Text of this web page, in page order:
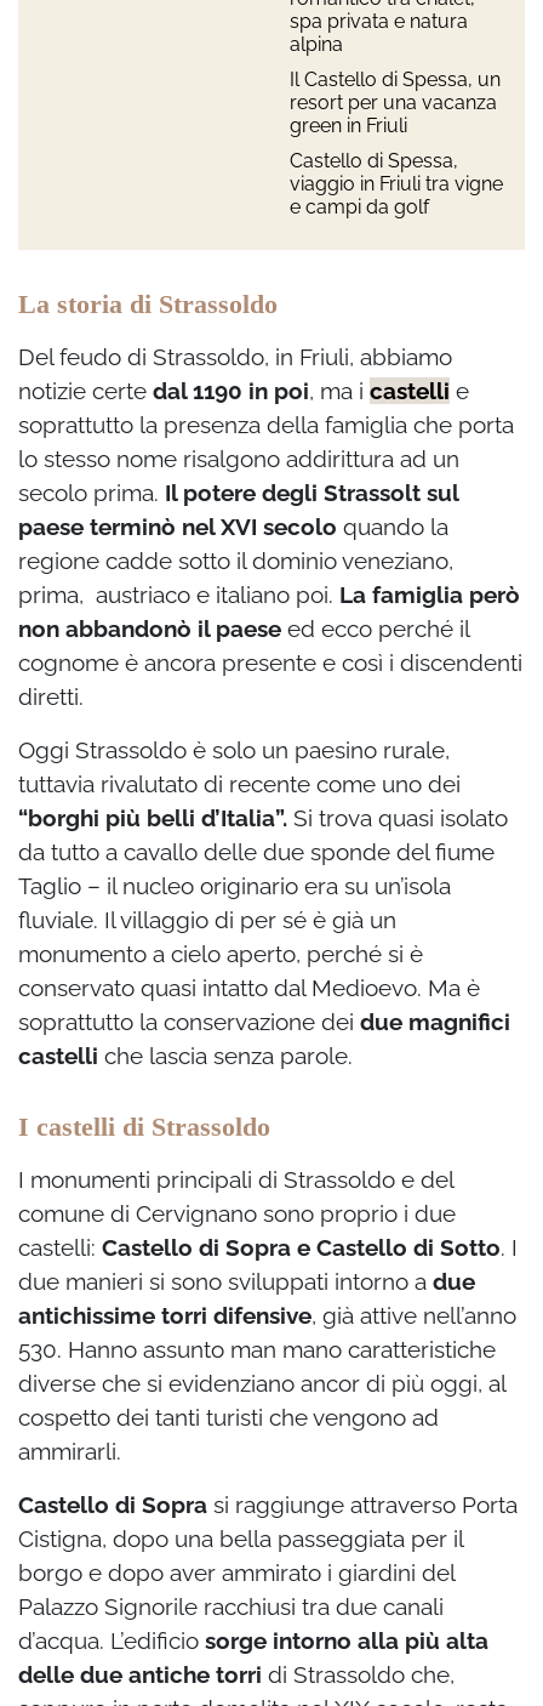
spa privata e natura
alpina
Il Castello di Spessa, un
resort per una vacanza
green in Friuli
Castello di Spessa,
viaggio in Friuli tra vigne
e campi da golf
La storia di Strassoldo
Del feudo di Strassoldo, in Friuli, abbiamo
notizie certe dal 1190 in poi, ma i castelli e
soprattutto la presenza della famiglia che porta
lo stesso nome risalgono addirittura ad un
secolo prima. Il potere degli Strassolt sul
paese terminò nel XVI secolo quando la
regione cadde sotto il dominio veneziano,
prima, austriaco e italiano poi. La famiglia però
non abbandonò il paese ed ecco perché il
cognome è ancora presente e così i discendenti
diretti.
Oggi Strassoldo è solo un paesino rurale,
tuttavia rivalutato di recente come uno dei
“borghi più belli d’Italia”. Si trova quasi isolato
da tutto a cavallo delle due sponde del fiume
Taglio – il nucleo originario era su un’isola
fluviale. Il villaggio di per sé è già un
monumento a cielo aperto, perché si è
conservato quasi intatto dal Medioevo. Ma è
soprattutto la conservazione dei due magnifici
castelli che lascia senza parole.
I castelli di Strassoldo
I monumenti principali di Strassoldo e del
comune di Cervignano sono proprio i due
castelli: Castello di Sopra e Castello di Sotto. I
due manieri si sono sviluppati intorno a due
antichissime torri difensive, già attive nell’anno
530. Hanno assunto man mano caratteristiche
diverse che si evidenziano ancor di più oggi, al
cospetto dei tanti turisti che vengono ad
ammirarli.
Castello di Sopra si raggiunge attraverso Porta
Cistigna, dopo una bella passeggiata per il
borgo e dopo aver ammirato i giardini del
Palazzo Signorile racchiusi tra due canali
d’acqua. L’edificio sorge intorno alla più alta
delle due antiche torri di Strassoldo che,